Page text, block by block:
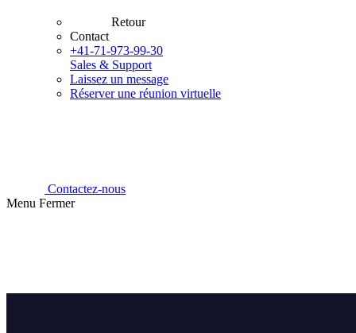
Retour
Contact
+41-71-973-99-30
Sales & Support
Laissez un message
Réserver une réunion virtuelle
Contactez-nous
Menu Fermer